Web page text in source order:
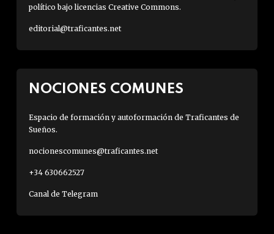
político bajo licencias Creative Commons.
editorial@traficantes.net
NOCIONES COMUNES
Espacio de formación y autoformación de Traficantes de
Sueños.
nocionescomunes@traficantes.net
+34 630662527
Canal de Telegram